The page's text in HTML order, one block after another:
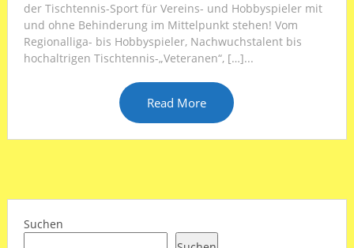
der Tischtennis-Sport für Vereins- und Hobbyspieler mit
und ohne Behinderung im Mittelpunkt stehen! Vom
Regionalliga- bis Hobbyspieler, Nachwuchstalent bis
hochaltrigen Tischtennis-„Veteranen“, […]...
Read More
Suchen